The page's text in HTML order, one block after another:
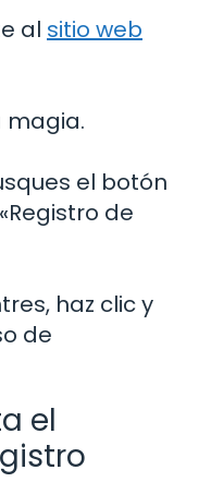
al sitio web
magia.
el botón
de
haz clic y
de
el